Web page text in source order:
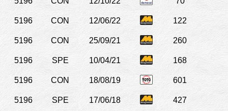
5196 CON 12/06/22 122
5196 CON 25/09/21 260
5196 SPE 10/04/21 168
5196 CON 18/08/19 601
5196 SPE 17/06/18 427